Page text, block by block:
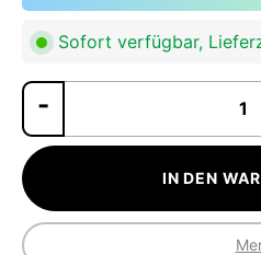
Sofort verfügbar,
IN DEN